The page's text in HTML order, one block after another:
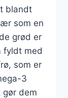
blandt
som en
grød er
fyldt med
som er
3
gør dem